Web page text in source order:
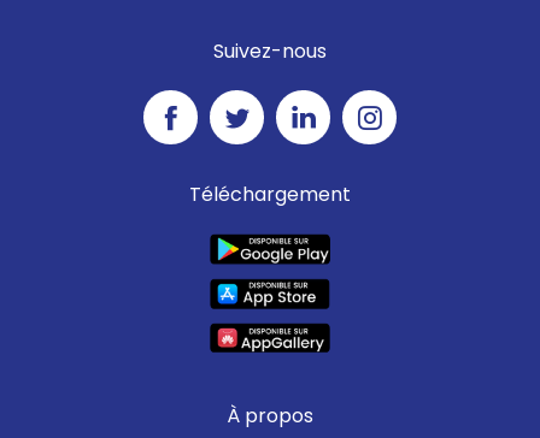
Suivez-nous
Téléchargement
À propos